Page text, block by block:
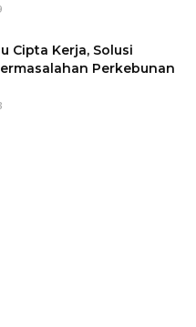
Cipta Kerja, Solusi
Perkebunan